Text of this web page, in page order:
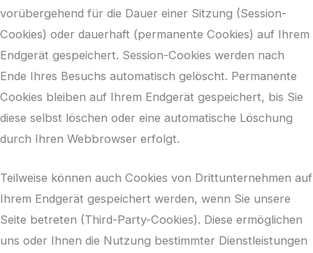
vorübergehend für die Dauer einer Sitzung (Session-
Cookies) oder dauerhaft (permanente Cookies) auf Ihrem
Endgerät gespeichert. Session-Cookies werden nach
Ende Ihres Besuchs automatisch gelöscht. Permanente
Cookies bleiben auf Ihrem Endgerät gespeichert, bis Sie
diese selbst löschen oder eine automatische Löschung
durch Ihren Webbrowser erfolgt.
Teilweise können auch Cookies von Drittunternehmen auf
Ihrem Endgerät gespeichert werden, wenn Sie unsere
Seite betreten (Third-Party-Cookies). Diese ermöglichen
uns oder Ihnen die Nutzung bestimmter Dienstleistungen